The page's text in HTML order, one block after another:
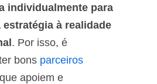
individualmente para
estratégia à realidade
. Por isso, é
bons parceiros
que apoiem e